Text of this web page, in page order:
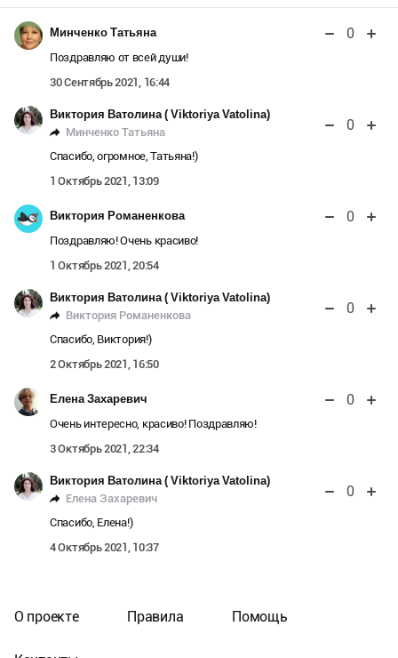
Минченко Татьяна 0
Поздравляю от всей души!
30 Сентябрь 2021, 16:44
Виктория Ватолина ( Viktoriya Vatolina)
Минченко Татьяна
0
Спасибо, огромное, Татьяна!)
1 Октябрь 2021, 13:09
Виктория Романенкова 0
Поздравляю! Очень красиво!
1 Октябрь 2021, 20:54
Виктория Ватолина ( Viktoriya Vatolina)
Виктория Романенкова
0
Спасибо, Виктория!)
2 Октябрь 2021, 16:50
Елена Захаревич 0
Очень интересно, красиво! Поздравляю!
3 Октябрь 2021, 22:34
Виктория Ватолина ( Viktoriya Vatolina)
Елена Захаревич
0
Спасибо, Елена!)
4 Октябрь 2021, 10:37
О проекте Правила Помощь